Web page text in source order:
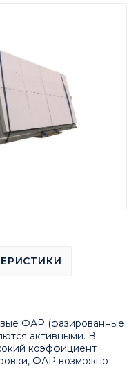
ФАР (фазированные
активными. В
коэффициент
ФАР возможно